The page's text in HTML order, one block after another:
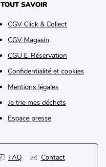
TOUT SAVOIR
CGV Click & Collect
CGV Magasin
CGU E-Réservation
Confidentialité et cookies
Mentions légales
Je trie mes déchets
Espace presse
FAQ Contact